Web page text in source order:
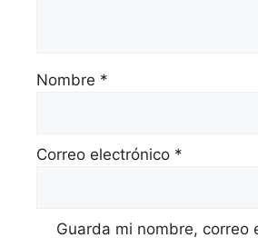
Nombre *
Correo electrónico *
Guarda mi nombre, correo